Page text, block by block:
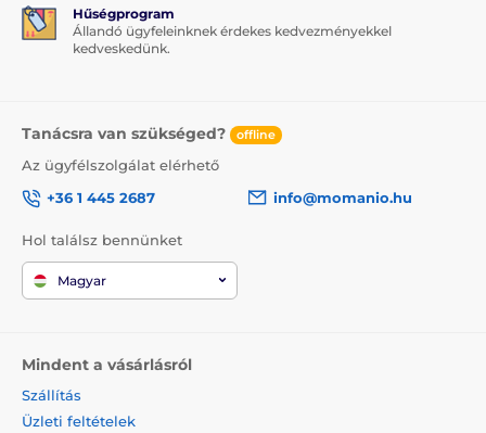
1x nedves törlőkendő
1 x poreltávolító
Hűségprogram
Állandó ügyfeleinknek érdekes kedvezményekkel
kedveskedünk.
Tanácsra van szükséged? offline
Az ügyfélszolgálat elérhető
+36 1 445 2687
info@momanio.hu
Hol találsz bennünket
Magyar
Mindent a vásárlásról
Szállítás
Üzleti feltételek